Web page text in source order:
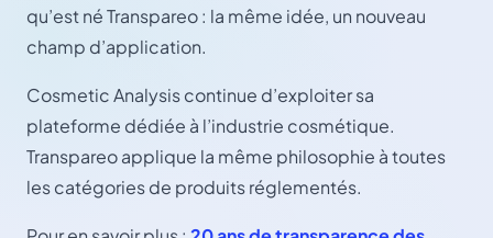
qu’est né Transpareo : la même idée, un nouveau
champ d’application.
Cosmetic Analysis continue d’exploiter sa
plateforme dédiée à l’industrie cosmétique.
Transpareo applique la même philosophie à toutes
les catégories de produits réglementés.